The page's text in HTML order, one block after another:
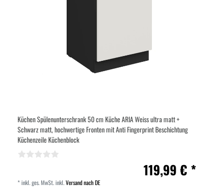
Küchen Spülenunterschrank 50 cm Küche ARIA Weiss ultra matt +
Schwarz matt, hochwertige Fronten mit Anti Fingerprint Beschichtung
Küchenzeile Küchenblock
119,99 € *
*inkl. ges. MwSt.inkl.Versand nach DE